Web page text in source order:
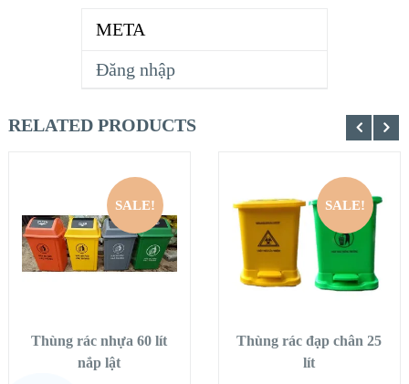
META
Đăng nhập
RELATED PRODUCTS
SALE!
Thùng rác nhựa 60 lít
nắp lật
SALE!
Thùng rác đạp chân 25
lít